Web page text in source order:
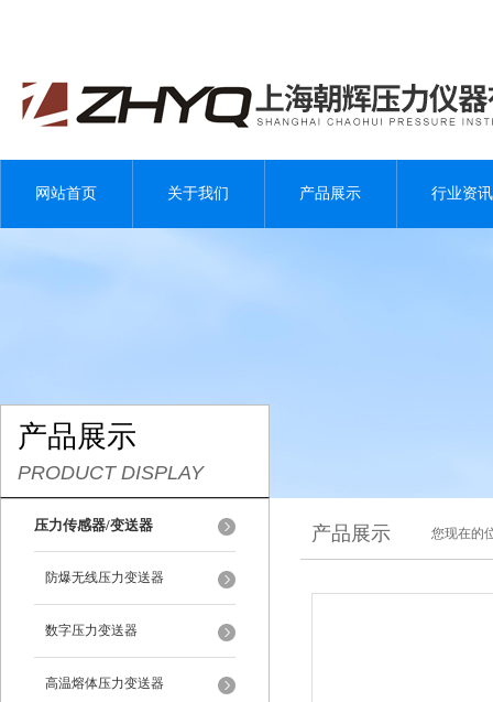
网站首页 关于我们 产品展示 行业资讯
产品展示
PRODUCT DISPLAY
压力传感器/变送器
防爆无线压力变送器
数字压力变送器
高温熔体压力变送器
产品展示 您现在的